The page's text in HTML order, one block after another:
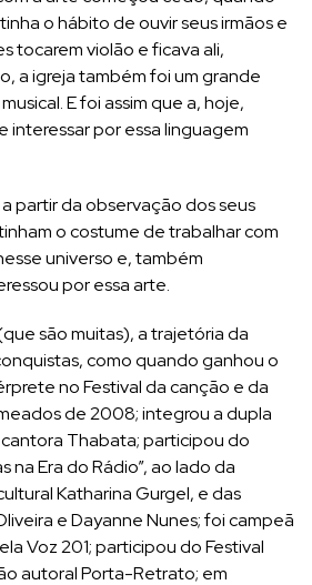
o hábito de ouvir seus irmãos e
tocarem violão e ficava ali,
a igreja também foi um grande
E foi assim que a, hoje,
interessar por essa linguagem
partir da observação dos seus
o costume de trabalhar com
universo e, também
por essa arte.
são muitas), a trajetória da
como quando ganhou o
no Festival da canção e da
de 2008; integrou a dupla
Thabata; participou do
na Era do Rádio”, ao lado da
Katharina Gurgel, e das
e Dayanne Nunes; foi campeã
Voz 201; participou do Festival
autoral Porta-Retrato; em